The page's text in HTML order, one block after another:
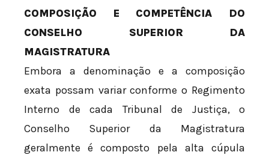
COMPOSIÇÃO E COMPETÊNCIA DO
CONSELHO SUPERIOR DA
MAGISTRATURA
Embora a denominação e a composição
exata possam variar conforme o Regimento
Interno de cada Tribunal de Justiça, o
Conselho Superior da Magistratura
geralmente é composto pela alta cúpula